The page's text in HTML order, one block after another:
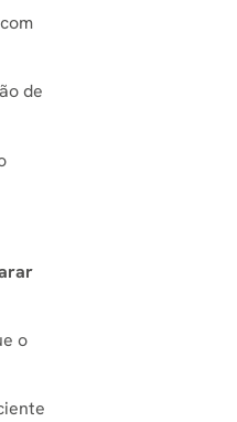
de
o